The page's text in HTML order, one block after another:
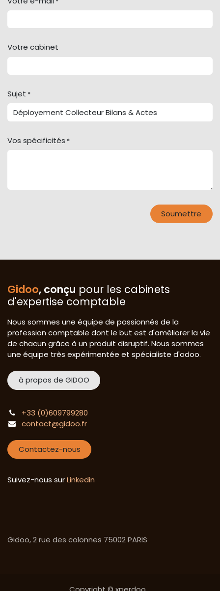
Votre cabinet
Sujet *
Vos spécificités *
Soumettre
Gidoo, conçu pour les cabinets
d'expertise comptable
Nous sommes une équipe de passionnés de la
profession comptable dont le but est d'améliorer la vie
de chacun grâce à un produit disruptif. Nous sommes
une équipe très expérimentée et spécialiste d'odoo.
à propos de GIDOO
+33 (0)609799280
contact@gidoo.fr
Contactez-nous
Suivez-nous surLinkedin
Gidoo, 2 rue des colonnes 75002 PARIS